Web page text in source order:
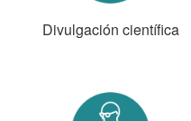
Divulgación científica